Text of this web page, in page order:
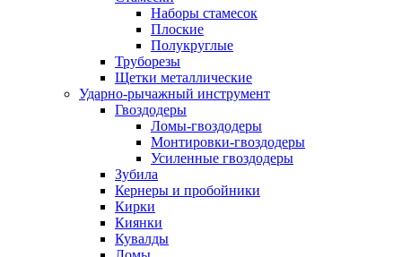
Наборы стамесок
Плоские
Полукруглые
Труборезы
Щетки металлические
Ударно-рычажный инструмент
Гвоздодеры
Ломы-гвоздодеры
Монтировки-гвоздодеры
Усиленные гвоздодеры
Зубила
Кернеры и пробойники
Кирки
Киянки
Кувалды